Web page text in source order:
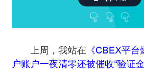
上周，我站在 《CBEX平
户账户一夜清零还被催收“验证金